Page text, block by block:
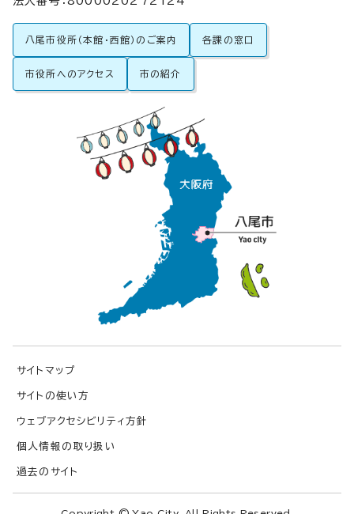
八尾市役所（本館・西館）のご案内 各課の窓口
市役所へのアクセス 市の紹介
サイトマップ
サイトの使い方
ウェブアクセシビリティ方針
個人情報の取り扱い
過去のサイト